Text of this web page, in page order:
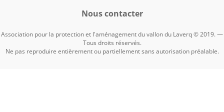
Nous contacter
Association pour la protection et l'aménagement du vallon du Laverq © 2019. —
Tous droits réservés.
Ne pas reproduire entièrement ou partiellement sans autorisation préalable.